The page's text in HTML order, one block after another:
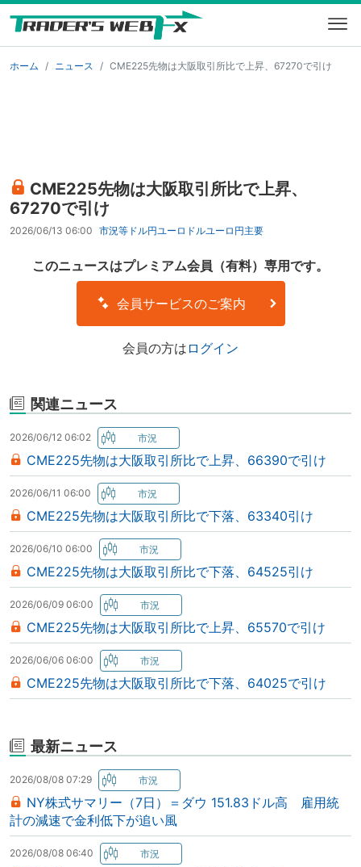
ホーム ニュース CME225先物は大阪取引所比で上昇、67270で引け
CME225先物は大阪取引所比で上昇、
67270で引け
2026/06/13 06:00 市況等 ドル円ユーロドルユーロ円主要
このニュースはプレミアム会員（有料）専用です。
会員サービスのご案内
会員の方は ログイン
関連ニュース
2026/06/12 06:02
CME225先物は大阪取引所比で上昇、66390で引け
2026/06/11 06:00
CME225先物は大阪取引所比で下落、63340引け
2026/06/10 06:00
CME225先物は大阪取引所比で下落、64525引け
2026/06/09 06:00
CME225先物は大阪取引所比で上昇、65570で引け
2026/06/06 06:00
CME225先物は大阪取引所比で下落、64025で引け
最新ニュース
2026/08/08 07:29
NY株式サマリー（7日）＝ダウ 151.83ドル高 雇用統
計の減速で金利低下が追い風
2026/08/08 06:40